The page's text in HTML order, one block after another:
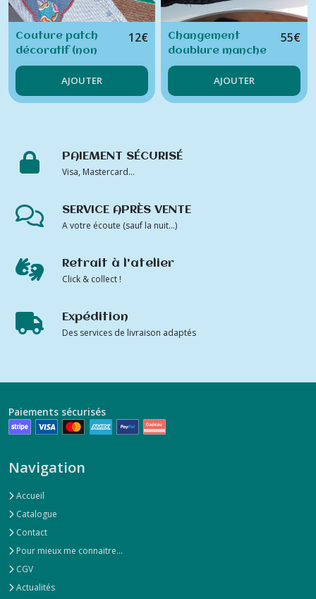
Couture patch
décoratif (non
fourni par mes
soins) sur un
pantalon
12€
AJOUTER
Changement
doublure manche
manteau (tarif par
manche)
55€
AJOUTER
PAIEMENT SÉCURISÉ
Visa, Mastercard...
SERVICE APRÈS VENTE
A votre écoute (sauf la nuit...)
Retrait à l'atelier
Click & collect !
Expédition
Des services de livraison adaptés
Paiements sécurisés
Navigation
Accueil
Catalogue
Contact
Pour mieux me connaitre...
CGV
Actualités